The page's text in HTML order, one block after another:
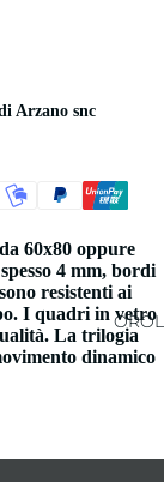
Arzano snc
60x80 oppure
4 mm, bordi
resistenti ai
I quadri in vetro
La trilogia
dinamico